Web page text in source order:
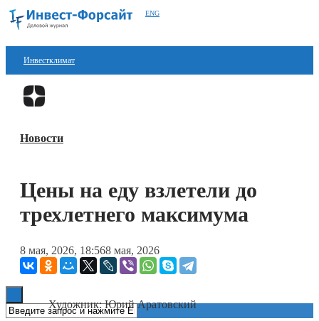
ENG
Инвестклимат
Финансы
Блокчейн
Технологии
Книги
Новости
Цены на еду взлетели до
трехлетнего максимума
8 мая, 2026, 18:568 мая, 2026
Художник: Юрий Аратовский